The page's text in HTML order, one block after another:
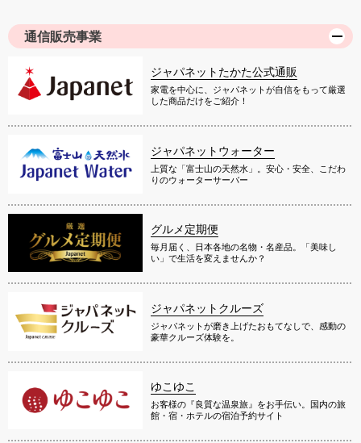
通信販売事業
ジャパネットたかた公式通販
家電を中心に、ジャパネットが自信をもって厳選
した商品だけをご紹介！
ジャパネットウォーター
上質な「富士山の天然水」。安心・安全、こだわ
りのウォーターサーバー
グルメ定期便
毎月届く、日本各地の名物・名産品。「美味し
い」で生活を変えませんか？
ジャパネットクルーズ
ジャパネットが磨き上げたおもてなしで、感動の
豪華クルーズ体験を。
ゆこゆこ
お客様の『良質な温泉旅』をお手伝い。国内の旅
館・宿・ホテルの宿泊予約サイト